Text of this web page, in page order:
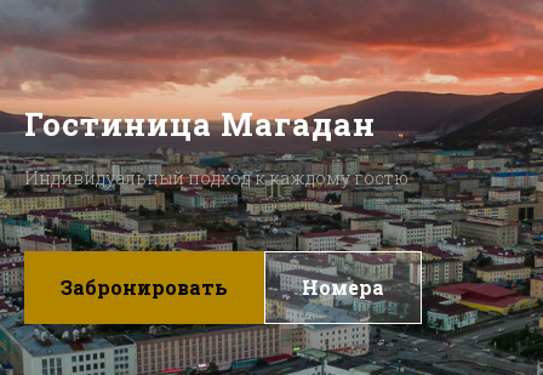
Гостиница Магадан
Индивидуальный подход к каждому гостю
Забронировать Номера